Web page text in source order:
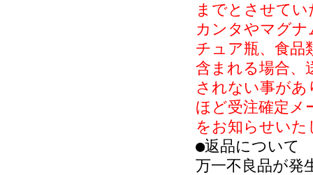
までとさせて
カンタやマグ
チュア瓶、食品
含まれる場合、
されない事が
ほど受注確定メ
をお知らせいた
●返品について
万一不良品が発